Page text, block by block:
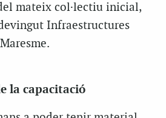
mateix col·lectiu inicial,
Infraestructures
la capacitació